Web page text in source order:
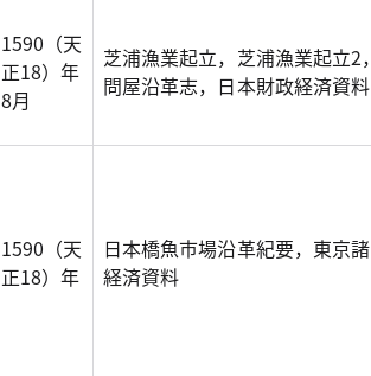
1590（天
正18）年
8月
芝浦漁業起立，芝浦漁業起立
問屋沿革志，日本財政経済資料
1590（天
正18）年
日本橋魚市場沿革紀要，東京
経済資料